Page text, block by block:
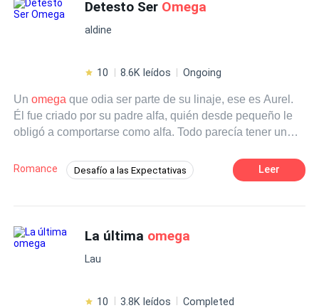
Detesto Ser Omega
aldine
10 8.6K leídos Ongoing
Unomega que odia ser parte de su linaje, ese es Aurel.
Él fue criado por su padre alfa, quién desde pequeño le
obligó a comportarse como alfa. Todo parecía tener un
la Luna puso a Aurel comoomega; todo su mundo se
derrumbo y recibió la espalda de su familia. Stephen es
caer ante los encantos del alfa y Stephen está dispuesto
a todo para que vuelva a ser feliz.
Romance Desafío a las Expectativas
Contemporánea Rebelde
Leer
La última omega
Lau
10 3.8K leídos Completed